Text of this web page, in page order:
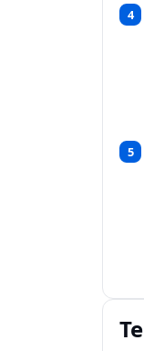
4
5